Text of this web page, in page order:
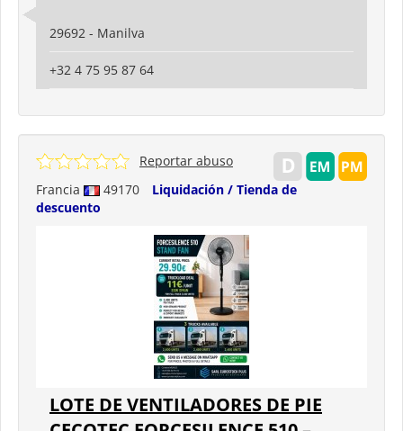
29692 - Manilva
+32 4 75 95 87 64
Francia 49170
Liquidación / Tienda de
descuento
Reportar abuso
LOTE DE VENTILADORES DE PIE